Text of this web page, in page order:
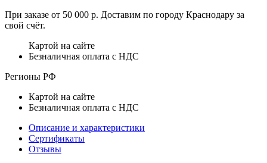
При заказе от 50 000 р. Доставим по городу Краснодару за
свой счёт.
Картой на сайте
Безналичная оплата с НДС
Регионы РФ
Картой на сайте
Безналичная оплата с НДС
Описание и характеристики
Сертификаты
Отзывы